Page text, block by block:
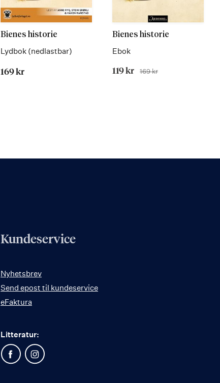
Bienes historie
Lydbok (nedlastbar)
169 kr
Bienes historie
Ebok
Tilbudspris
119 kr Før
169 kr
Kundeservice
Nyhetsbrev
Send epost til kundeservice
eFaktura
Litteratur: